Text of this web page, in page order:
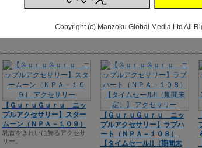
Copyright (c) Manzoku Global Media Ltd All
【ＧｕｒｕＧｕｒｕ ニッ
プルアクセサリー】スター
ムーン（ＮＰＡ－１０９）
乳首をきれいに飾るアクセサ
リー。
【ＧｕｒｕＧｕｒｕ ニッ
プルアクセサリー】ラブハ
ート（ＮＰＡ－１０８）
【タイムセール!!（期間未